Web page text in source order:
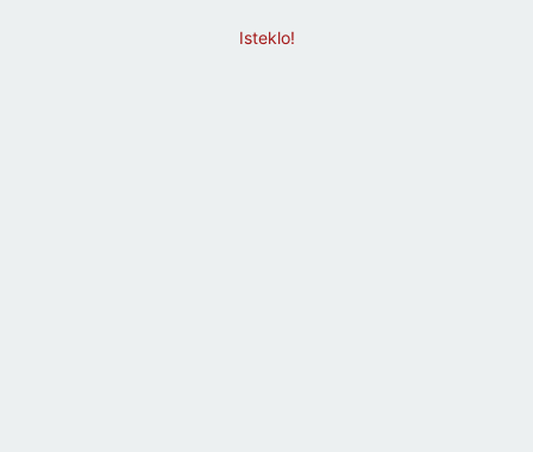
Isteklo!